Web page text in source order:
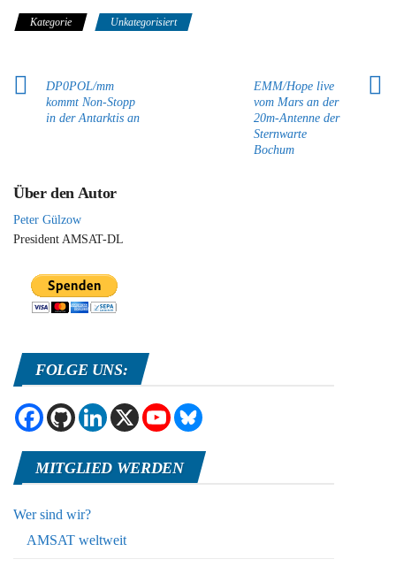
Kategorie Unkategorisiert
DP0POL/mm
kommt Non-Stopp
in der Antarktis an
EMM/Hope live
vom Mars an der
20m-Antenne der
Sternwarte
Bochum
Über den Autor
Peter Gülzow
President AMSAT-DL
FOLGE UNS:
MITGLIED WERDEN
Wer sind wir?
AMSAT weltweit